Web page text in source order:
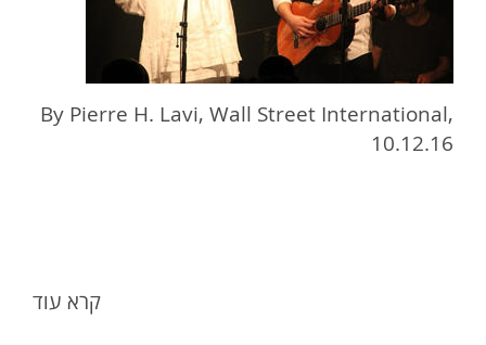
By Pierre H. Lavi, Wall Street International,
10.12.16
קרא עוד